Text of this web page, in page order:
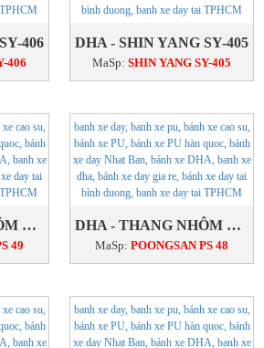
406
406
DHA - SHIN YANG SY-405
MaSp: SHIN YANG SY-405
DHA - THANG NHÔM POONGSAN PS 49
49
DHA - THANG NHÔM POONGSAN PS 48
MaSp: POONGSAN PS 48